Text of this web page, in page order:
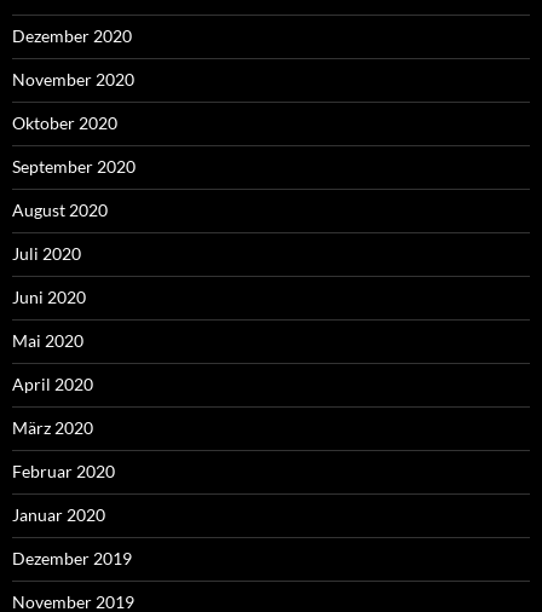
Dezember 2020
November 2020
Oktober 2020
September 2020
August 2020
Juli 2020
Juni 2020
Mai 2020
April 2020
März 2020
Februar 2020
Januar 2020
Dezember 2019
November 2019